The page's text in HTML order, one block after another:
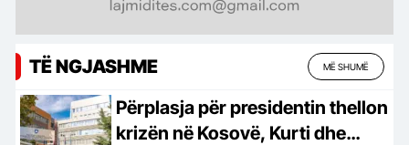
TË NGJASHME MË SHUMË
Përplasja për presidentin thellon
krizën në Kosovë, Kurti dhe